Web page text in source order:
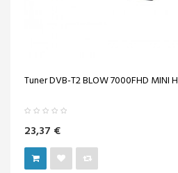
Tuner DVB-T2 BLOW 7000FHD MINI
23,37 €